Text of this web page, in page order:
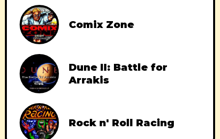
Comix Zone
Dune II: Battle for
Arrakis
Rock n' Roll Racing